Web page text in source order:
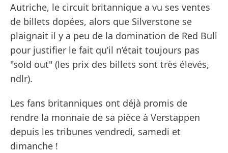
Autriche, le circuit britannique a vu ses ventes
de billets dopées, alors que Silverstone se
plaignait il y a peu de la domination de Red Bull
pour justifier le fait qu’il n’était toujours pas
"sold out" (les prix des billets sont très élevés,
ndlr).
Les fans britanniques ont déjà promis de
rendre la monnaie de sa pièce à Verstappen
depuis les tribunes vendredi, samedi et
dimanche !